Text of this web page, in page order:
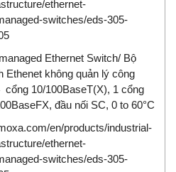
ethernet-
switches/eds-305-
Ethernet Switch/ Bộ
Ethenet không quản lý công
10/100BaseT(X), 1 cổng
đầu nối SC, 0 to 60°C
en/products/industrial-
ethernet-
switches/eds-305-